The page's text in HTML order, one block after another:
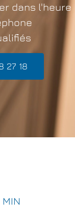
dans l'heure
27 18
MIN